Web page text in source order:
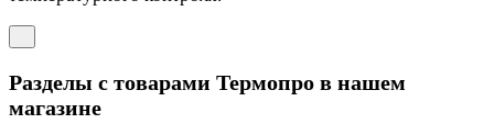
Разделы с товарами Термопро в нашем
магазине